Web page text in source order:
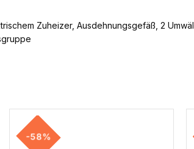
Zuheizer, Ausdehnungsgefäß, 2
-58%